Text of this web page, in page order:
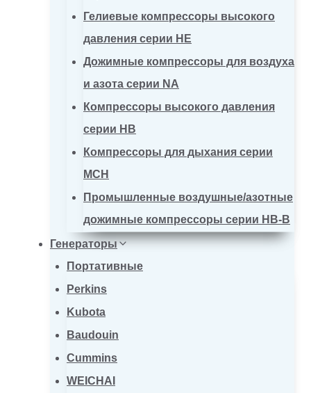
Гелиевые компрессоры высокого
давления серии HE
Дожимные компрессоры для воздуха
и азота серии NA
Компрессоры высокого давления
серии HB
Компрессоры для дыхания серии
MCH
Промышленные воздушные/азотные
дожимные компрессоры серии HB-B
Генераторы
Портативные
Perkins
Kubota
Baudouin
Cummins
WEICHAI